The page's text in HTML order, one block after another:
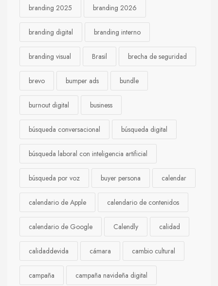
branding 2025 branding 2026
branding digital branding interno
branding visual Brasil brecha de seguridad
brevo bumper ads bundle
burnout digital business
búsqueda conversacional búsqueda digital
búsqueda laboral con inteligencia artificial
búsqueda por voz buyer persona calendar
calendario de Apple calendario de contenidos
calendario de Google Calendly calidad
calidaddevida cámara cambio cultural
campaña campaña navideña digital